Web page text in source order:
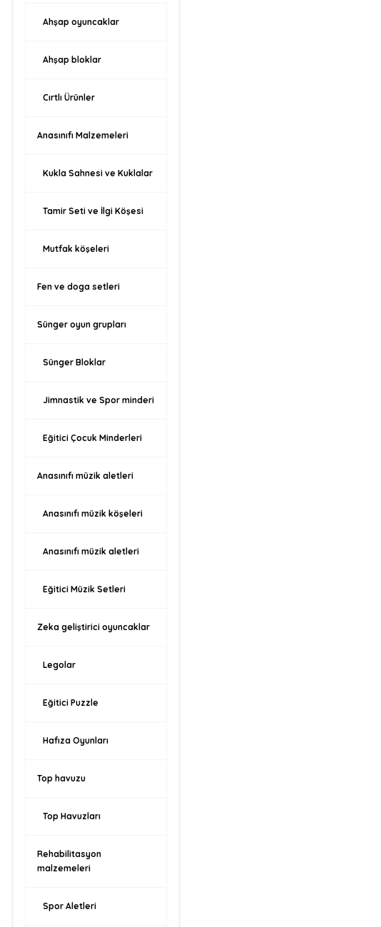
Ahşap oyuncaklar
Ahşap bloklar
Cırtlı Ürünler
Anasınıfı Malzemeleri
Kukla Sahnesi ve Kuklalar
Tamir Seti ve İlgi Köşesi
Mutfak köşeleri
Fen ve doga setleri
Sünger oyun grupları
Sünger Bloklar
Jimnastik ve Spor minderi
Eğitici Çocuk Minderleri
Anasınıfı müzik aletleri
Anasınıfı müzik köşeleri
Anasınıfı müzik aletleri
Eğitici Müzik Setleri
Zeka geliştirici oyuncaklar
Legolar
Eğitici Puzzle
Hafıza Oyunları
Top havuzu
Top Havuzları
Rehabilitasyon
malzemeleri
Spor Aletleri